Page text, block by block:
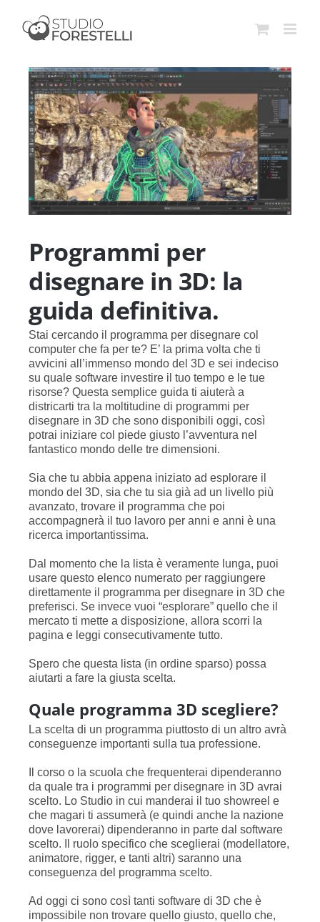
contenuto
Ingrandisci
immagine
Programmi per
disegnare in 3D: la
guida definitiva.
Stai cercando il programma per disegnare col
computer che fa per te? E’ la prima volta che ti
avvicini all’immenso mondo del 3D e sei indeciso
su quale software investire il tuo tempo e le tue
risorse? Questa semplice guida ti aiuterà a
districarti tra la moltitudine di programmi per
disegnare in 3D che sono disponibili oggi, così
potrai iniziare col piede giusto l’avventura nel
fantastico mondo delle tre dimensioni.
Sia che tu abbia appena iniziato ad esplorare il
mondo del 3D, sia che tu sia già ad un livello più
avanzato, trovare il programma che poi
accompagnerà il tuo lavoro per anni e anni è una
ricerca importantissima.
Dal momento che la lista è veramente lunga, puoi
usare questo elenco numerato per raggiungere
direttamente il programma per disegnare in 3D che
preferisci. Se invece vuoi “esplorare” quello che il
mercato ti mette a disposizione, allora scorri la
pagina e leggi consecutivamente tutto.
Spero che questa lista (in ordine sparso) possa
aiutarti a fare la giusta scelta.
Quale programma 3D scegliere?
La scelta di un programma piuttosto di un altro avrà
conseguenze importanti sulla tua professione.
Il corso o la scuola che frequenterai dipenderanno
da quale tra i programmi per disegnare in 3D avrai
scelto. Lo Studio in cui manderai il tuo showreel e
che magari ti assumerà (e quindi anche la nazione
dove lavorerai) dipenderanno in parte dal software
scelto. Il ruolo specifico che sceglierai (modellatore,
animatore, rigger, e tanti altri) saranno una
conseguenza del programma scelto.
Ad oggi ci sono così tanti software di 3D che è
impossibile non trovare quello giusto, quello che,